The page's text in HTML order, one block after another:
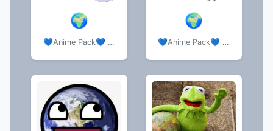
🌍
💙Anime Pack💙 💜 💜
🌍
💙Anime Pack💙 💜 💜